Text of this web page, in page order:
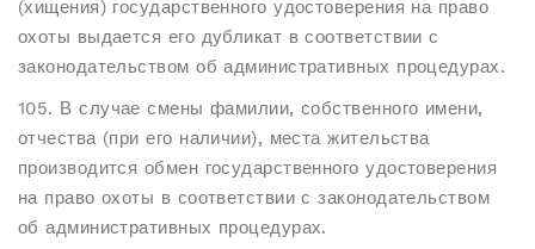
(хищения) государственного удостоверения на право
охоты выдается его дубликат в соответствии с
законодательством об административных процедурах.
105. В случае смены фамилии, собственного имени,
отчества (при его наличии), места жительства
производится обмен государственного удостоверения
на право охоты в соответствии с законодательством
об административных процедурах.